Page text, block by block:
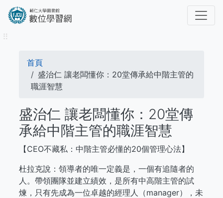
內
⠿
導
航
連
結
首頁
盛治仁 讓老闆懂你：20堂傳承給中階主管的
職涯智慧
盛治仁 讓老闆懂你：20堂傳
承給中階主管的職涯智慧
【CEO不藏私：中階主管必懂的20個管理心法】
杜拉克說：領導者的唯一定義是，一個有追隨者的
人。帶領團隊並建立績效，是所有中高階主管的試
煉，只有先成為一位卓越的經理人（manager），未